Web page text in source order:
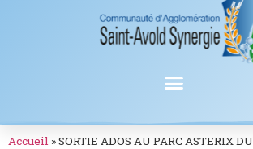
Accueil »SORTIE ADOS AU PARC ASTERIX